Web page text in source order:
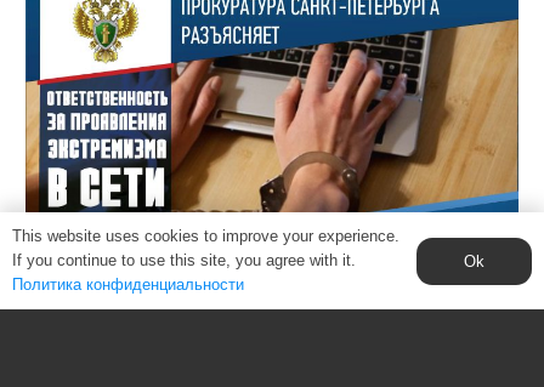
This website uses cookies to improve your experience.
If you continue to use this site, you agree with it.
Политика конфиденциальности
Ok